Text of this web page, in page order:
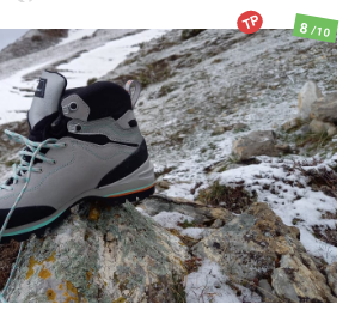
8/10
TP